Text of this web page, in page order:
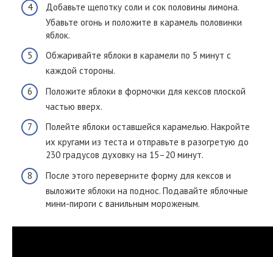
Добавьте щепотку соли и сок половины лимона.
Убавьте огонь и положите в карамель половинки
яблок.
Обжаривайте яблоки в карамели по 5 минут с
каждой стороны.
Положите яблоки в формочки для кексов плоской
частью вверх.
Полейте яблоки оставшейся карамелью. Накройте
их кругами из теста и отправьте в разогретую до
230 градусов духовку на 15–20 минут.
После этого переверните форму для кексов и
выложите яблоки на поднос. Подавайте яблочные
мини-пироги с ванильным мороженым.